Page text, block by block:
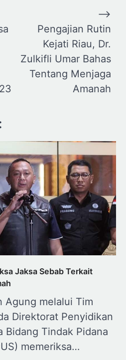
Pengajian Rutin
Kejati Riau, Dr.
Zulkifli Umar Bahas
Tentang Menjaga
Amanah
⟶
Jaksa Sebab Terkait
Agung melalui Tim
Direktorat Penyidikan
Bidang Tindak Pidana
memeriksa…